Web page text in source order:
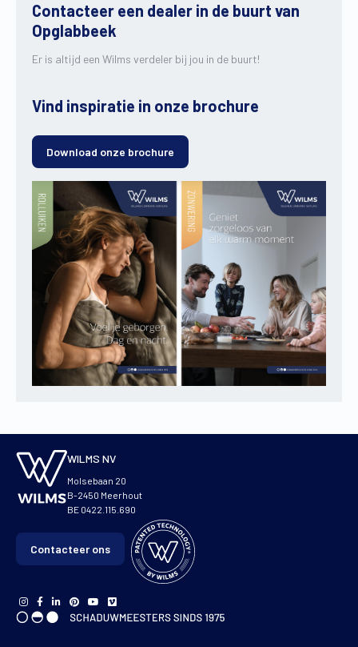
Contacteer een dealer in de buurt van
Opglabbeek
Er is altijd een Wilms verdeler bij jou in de buurt!
Vind inspiratie in onze brochure
Download onze brochure
WILMS NV
Molsebaan 20
B-2450 Meerhout
BE 0422.115.690
Contacteer ons